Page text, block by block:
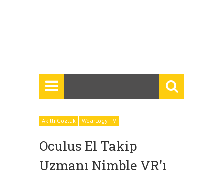
Akıllı Gözlük WearLogy TV
Oculus El Takip
Uzmanı Nimble VR’ı